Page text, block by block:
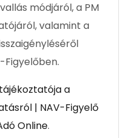
módjáról, a PM
valamint a
Figyelőben.
a
| NAV-Figyelő
Online.